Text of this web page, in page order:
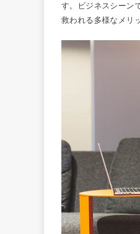
す。ビジネスシーン
救われる多様なメリ